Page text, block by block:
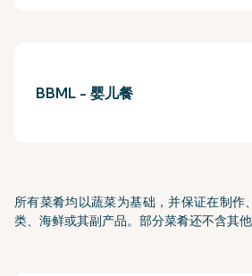
BBML - 婴儿餐
所有菜肴均以蔬菜为基础，并保证在制作
类、海鲜或其副产品。部分菜肴还不含其他